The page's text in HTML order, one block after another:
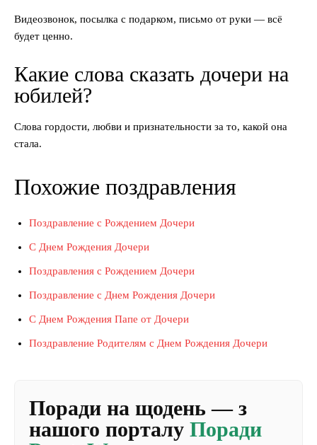
Видеозвонок, посылка с подарком, письмо от руки — всё
будет ценно.
Какие слова сказать дочери на
юбилей?
Слова гордости, любви и признательности за то, какой она
стала.
Похожие поздравления
Поздравление с Рождением Дочери
С Днем Рождения Дочери
Поздравления с Рождением Дочери
Поздравление с Днем Рождения Дочери
С Днем Рождения Папе от Дочери
Поздравление Родителям с Днем Рождения Дочери
Поради на щодень — з
нашого порталу Поради